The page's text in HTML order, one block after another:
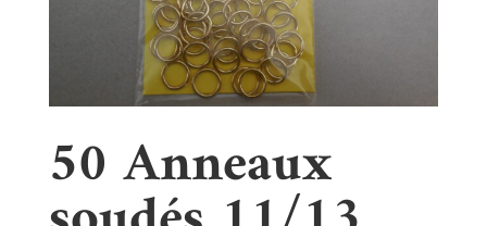
50 Anneaux